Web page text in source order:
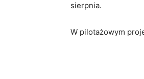
sierpnia.
W pilotażowym